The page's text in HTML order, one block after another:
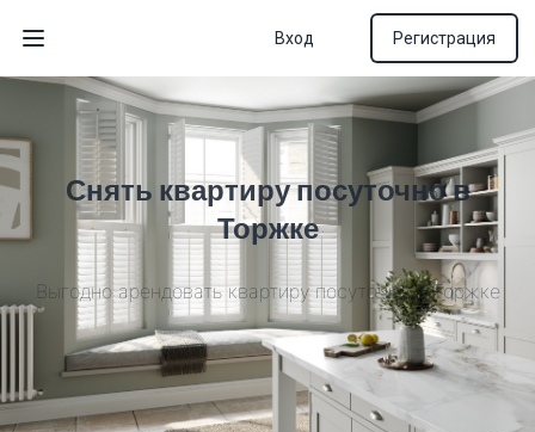
Открыть меню
Вход Регистрация
Снять квартиру посуточно в
Торжке
Выгодно арендовать квартиру посуточно в Торжке